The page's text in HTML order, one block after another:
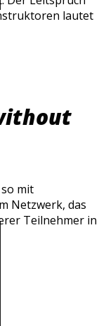
lautet
mit
Netzwerk, das
Teilnehmer in